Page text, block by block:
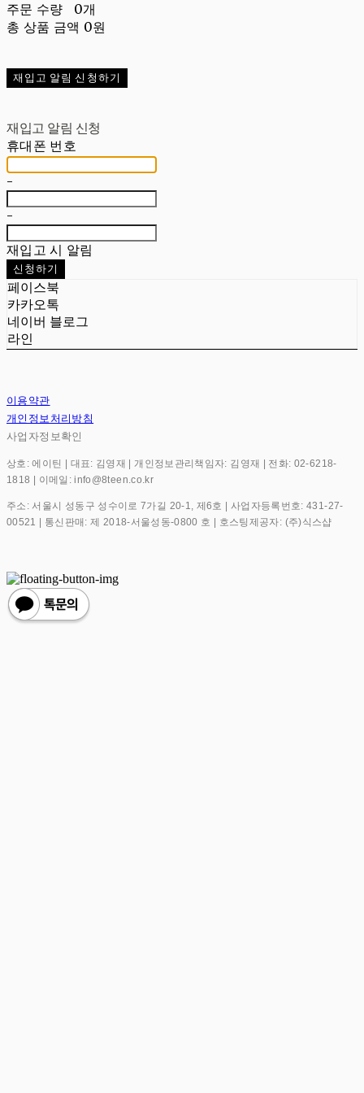
주문 수량
0개
총 상품 금액 0원
재입고 알림 신청하기
재입고 알림 신청
휴대폰 번호
-
-
재입고 시 알림
신청하기
페이스북
카카오톡
네이버 블로그
라인
이용약관
개인정보처리방침
사업자정보확인
상호: 에이틴 | 대표: 김영재 | 개인정보관리책임자: 김영재 | 전화: 02-6218-
1818 | 이메일: info@8teen.co.kr
주소: 서울시 성동구 성수이로 7가길 20-1, 제6호 | 사업자등록번호:431-27-
00521
| 통신판매:제 2018-서울성동-0800 호 | 호스팅제공자: (주)식스샵